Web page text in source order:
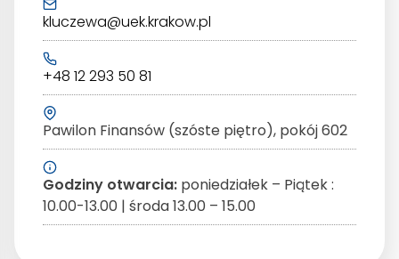
kluczewa@uek.krakow.pl
+48 12 293 50 81
Pawilon Finansów (szóste piętro), pokój 602
Godziny otwarcia: poniedziałek – Piątek :
10.00-13.00 | środa 13.00 – 15.00